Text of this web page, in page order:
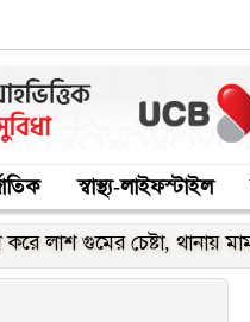
স্বাস্থ্য-লাইফস্টাইল
গুমের চেষ্টা, থানায় মামলা